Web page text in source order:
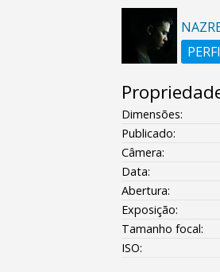
Dimensões:
Publicado:
Câmera:
Data:
Abertura:
Exposição:
Tamanho focal:
ISO: